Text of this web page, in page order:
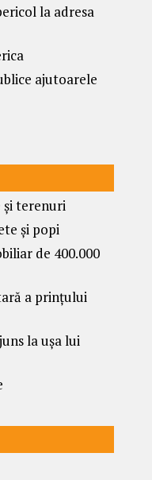
la adresa
ajutoarele
și terenuri
și popi
de 400.000
a prințului
la ușa lui